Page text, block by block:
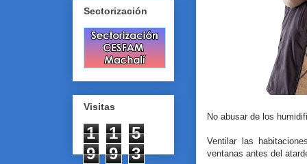
No abusar de los
Ventilar las
ventanas antes del
Sectorización
Visitas
1 1
5
9
9
3